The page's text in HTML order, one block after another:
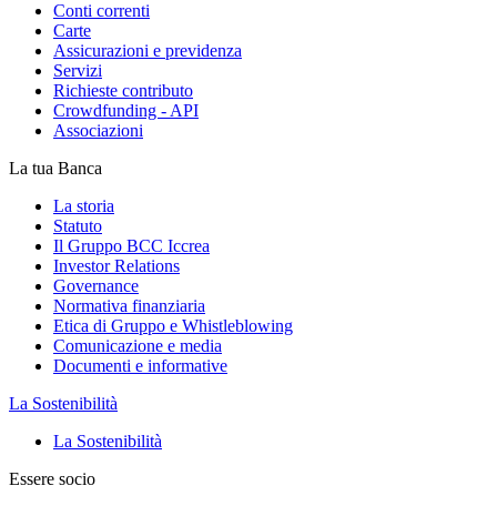
Conti correnti
Carte
Assicurazioni e previdenza
Servizi
Richieste contributo
Crowdfunding - API
Associazioni
La tua Banca
La storia
Statuto
Il Gruppo BCC Iccrea
Investor Relations
Governance
Normativa finanziaria
Etica di Gruppo e Whistleblowing
Comunicazione e media
Documenti e informative
La Sostenibilità
La Sostenibilità
Essere socio